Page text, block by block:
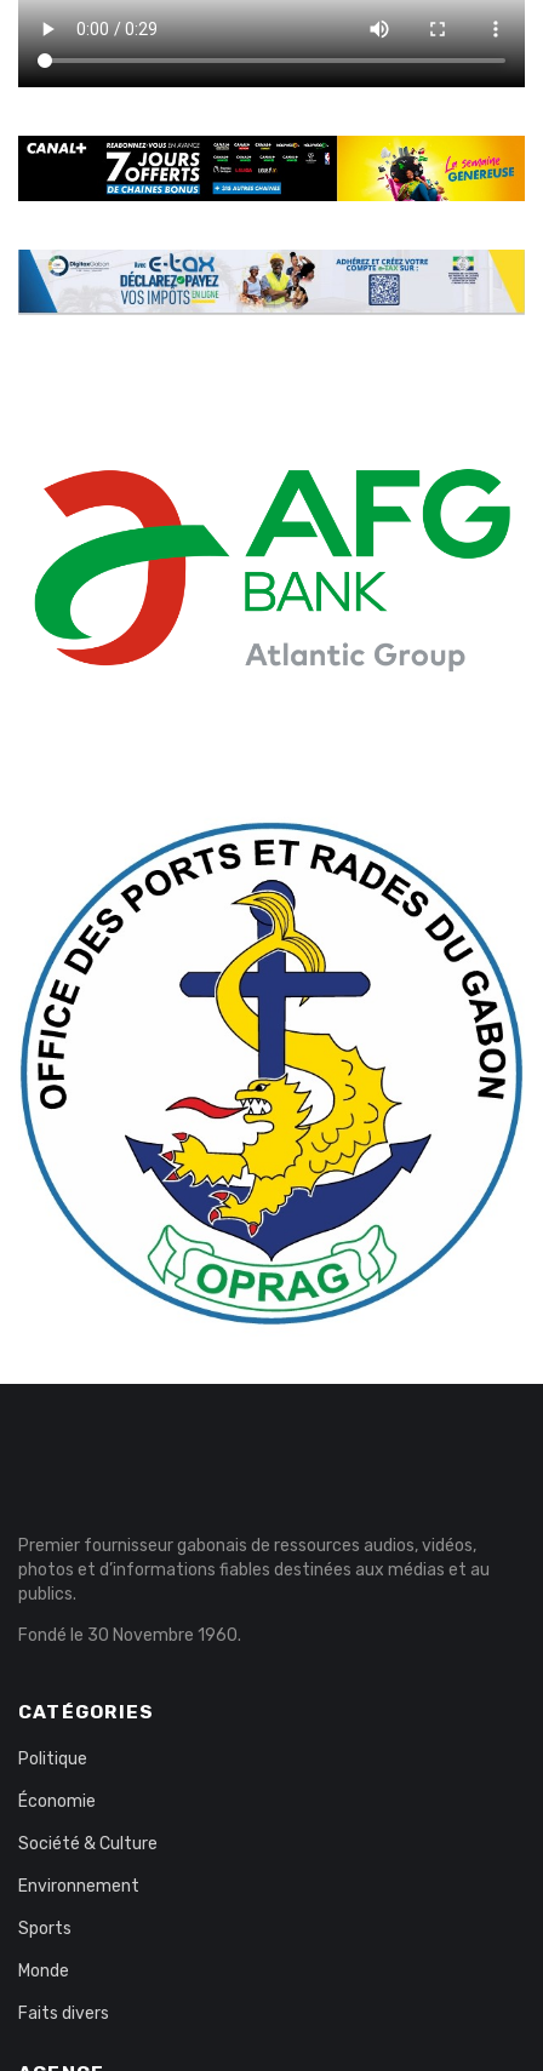
Premier fournisseur gabonais de ressources audios, vidéos,
photos et d’informations fiables destinées aux médias et au
publics.
Fondé le 30 Novembre 1960.
CATÉGORIES
Politique
Économie
Société & Culture
Environnement
Sports
Monde
Faits divers